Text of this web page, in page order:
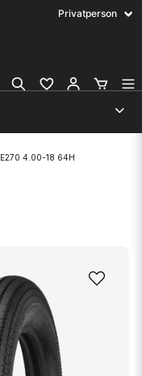
E270 4.00-18 64H